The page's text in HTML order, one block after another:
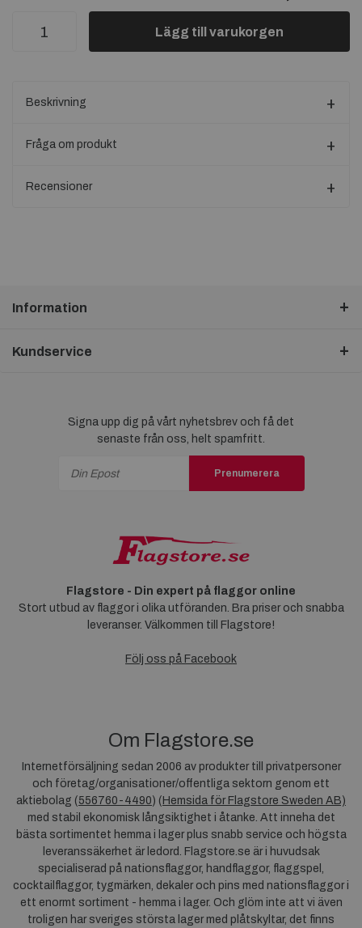
Lägg till varukorgen
Beskrivning
Fråga om produkt
Recensioner
Information
Kundservice
Signa upp dig på vårt nyhetsbrev och få det
senaste från oss, helt spamfritt.
Prenumerera
Flagstore - Din expert på flaggor online
Stort utbud av flaggor i olika utföranden. Bra priser och snabba
leveranser. Välkommen till Flagstore!
Följ oss på Facebook
Om Flagstore.se
Internetförsäljning sedan 2006 av produkter till privatpersoner
och företag/organisationer/offentliga sektorn genom ett
aktiebolag (556760-4490) ( Hemsida för Flagstore Sweden AB)
med stabil ekonomisk långsiktighet i åtanke. Att inneha det
bästa sortimentet hemma i lager plus snabb service och högsta
leveranssäkerhet är ledord. Flagstore.se är i huvudsak
specialiserad på nationsflaggor, handflaggor, flaggspel,
cocktailflaggor, tygmärken, dekaler och pins med nationsflaggor i
ett enormt sortiment - hemma i lager. Och glöm inte att vi även
troligen har sveriges största lager med plåtskyltar, det finns